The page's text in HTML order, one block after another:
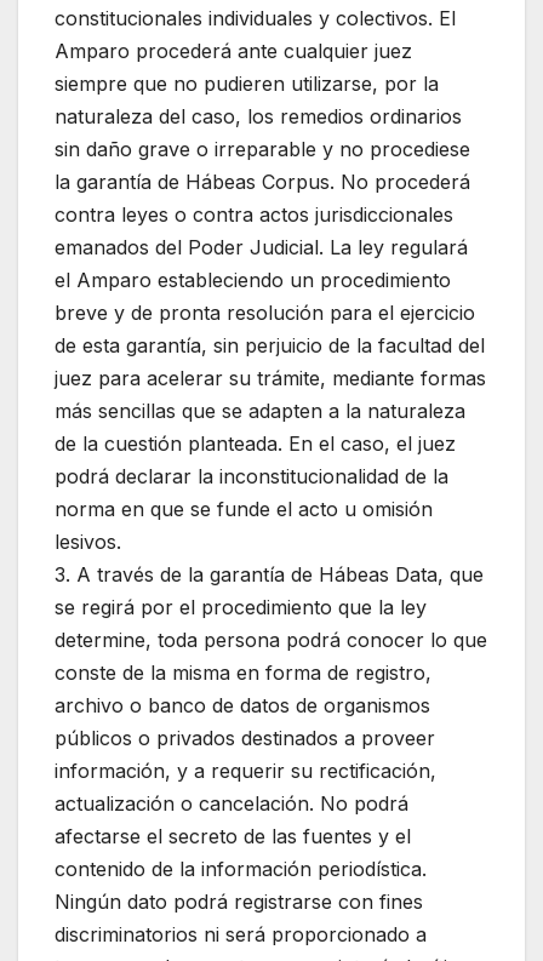
constitucionales individuales y colectivos. El
Amparo procederá ante cualquier juez
siempre que no pudieren utilizarse, por la
naturaleza del caso, los remedios ordinarios
sin daño grave o irreparable y no procediese
la garantía de Hábeas Corpus. No procederá
contra leyes o contra actos jurisdiccionales
emanados del Poder Judicial. La ley regulará
el Amparo estableciendo un procedimiento
breve y de pronta resolución para el ejercicio
de esta garantía, sin perjuicio de la facultad del
juez para acelerar su trámite, mediante formas
más sencillas que se adapten a la naturaleza
de la cuestión planteada. En el caso, el juez
podrá declarar la inconstitucionalidad de la
norma en que se funde el acto u omisión
lesivos.
3. A través de la garantía de Hábeas Data, que
se regirá por el procedimiento que la ley
determine, toda persona podrá conocer lo que
conste de la misma en forma de registro,
archivo o banco de datos de organismos
públicos o privados destinados a proveer
información, y a requerir su rectificación,
actualización o cancelación. No podrá
afectarse el secreto de las fuentes y el
contenido de la información periodística.
Ningún dato podrá registrarse con fines
discriminatorios ni será proporcionado a